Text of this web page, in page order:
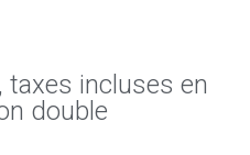
taxes incluses en
double